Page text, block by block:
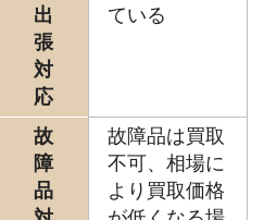
出
張
対
応
ている
故
障
品
故障品は買取
不可、相場に
より買取価格